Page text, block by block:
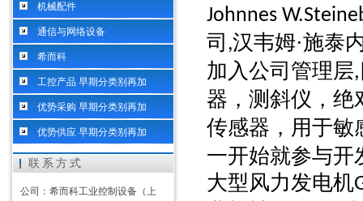
机械配件
通信与网络设备
希而科
工控产品 早期分类别再加
优势采购 早期分类别再加
优势供应 早期分类别再加
联系方式
公司：希而科工业控制设备（上
Johnnes
司 ,汉韦姆·施泰
加入公司管理层,
器，测斜仪，
传感器，用于敏
一开始就参与开
大型风力发电机